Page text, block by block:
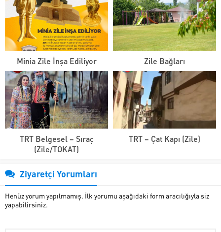
Minia Zile İnşa Ediliyor Zile Bağları
TRT Belgesel – Sıraç
(Zile/TOKAT)
TRT – Çat Kapı (Zile)
Ziyaretçi Yorumları
Henüz yorum yapılmamış. İlk yorumu aşağıdaki form aracılığıyla siz
yapabilirsiniz.